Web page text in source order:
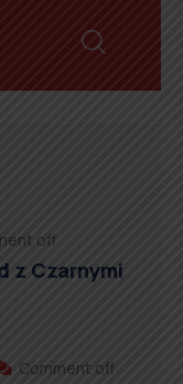
off
z Czarnymi
Comment off